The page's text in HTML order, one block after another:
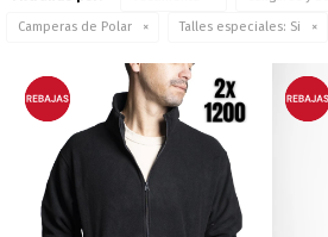
Camperas de Polar
Talles especiales: Si